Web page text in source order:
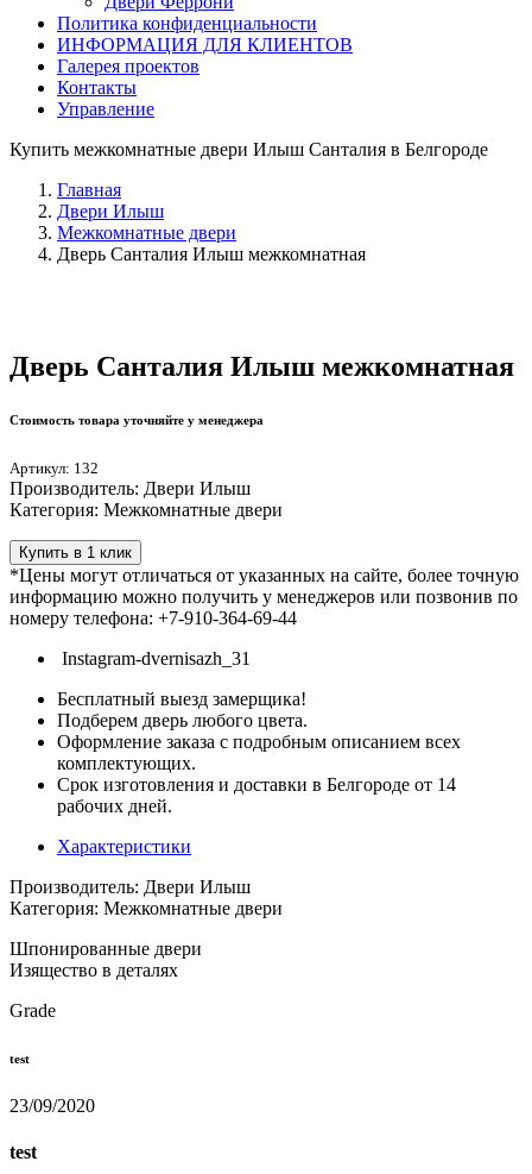
Политика конфиденциальности
ИНФОРМАЦИЯ ДЛЯ КЛИЕНТОВ
Галерея проектов
Контакты
Управление
Купить межкомнатные двери Илыш Санталия в Белгороде
Главная
Двери Илыш
Межкомнатные двери
Дверь Санталия Илыш межкомнатная
Дверь Санталия Илыш межкомнатная
Стоимость товара уточняйте у менеджера
Артикул: 132
Производитель: Двери Илыш
Категория: Межкомнатные двери
Купить в 1 клик
*Цены могут отличаться от указанных на сайте, более точную
информацию можно получить у менеджеров или позвонив по
номеру телефона: +7-910-364-69-44
Instagram-dvernisazh_31
Бесплатный выезд замерщика!
Подберем дверь любого цвета.
Оформление заказа с подробным описанием всех
комплектующих.
Срок изготовления и доставки в Белгороде от 14
рабочих дней.
Характеристики
Производитель: Двери Илыш
Категория: Межкомнатные двери
Шпонированные двери
Изящество в деталях
Grade
test
23/09/2020
test